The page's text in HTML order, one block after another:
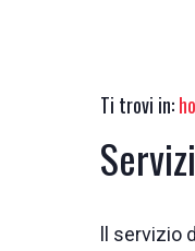
Ti trovi in:
ll servizio